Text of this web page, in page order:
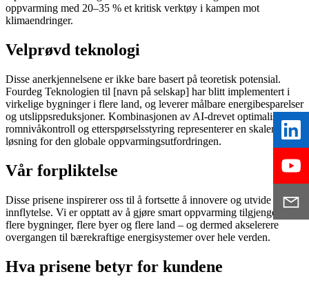
oppvarming med 20–35 % et kritisk verktøy i kampen mot
klimaendringer.
Velprøvd teknologi
Disse anerkjennelsene er ikke bare basert på teoretisk potensial.
Fourdeg Teknologien til [navn på selskap] har blitt implementert i
virkelige bygninger i flere land, og leverer målbare energibesparelser
og utslippsreduksjoner. Kombinasjonen av AI-drevet optimalisering,
romnivåkontroll og etterspørselsstyring representerer en skalerbar
løsning for den globale oppvarmingsutfordringen.
Vår forpliktelse
Disse prisene inspirerer oss til å fortsette å innovere og utvide vår
innflytelse. Vi er opptatt av å gjøre smart oppvarming tilgjengelig for
flere bygninger, flere byer og flere land – og dermed akselerere
overgangen til bærekraftige energisystemer over hele verden.
Hva prisene betyr for kundene